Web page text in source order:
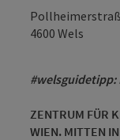
4600 Wels
#welsguidetipp:
ZENTRUM FÜR
WIEN. MITTEN